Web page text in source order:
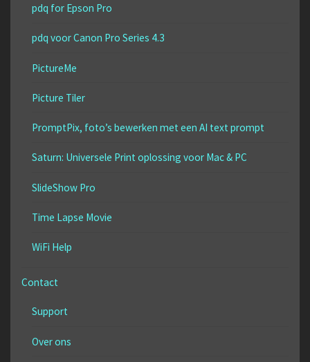
pdq for Epson Pro
pdq voor Canon Pro Series 4.3
PictureMe
Picture Tiler
PromptPix, foto’s bewerken met een AI text prompt
Saturn: Universele Print oplossing voor Mac & PC
SlideShow Pro
Time Lapse Movie
WiFi Help
Contact
Support
Over ons